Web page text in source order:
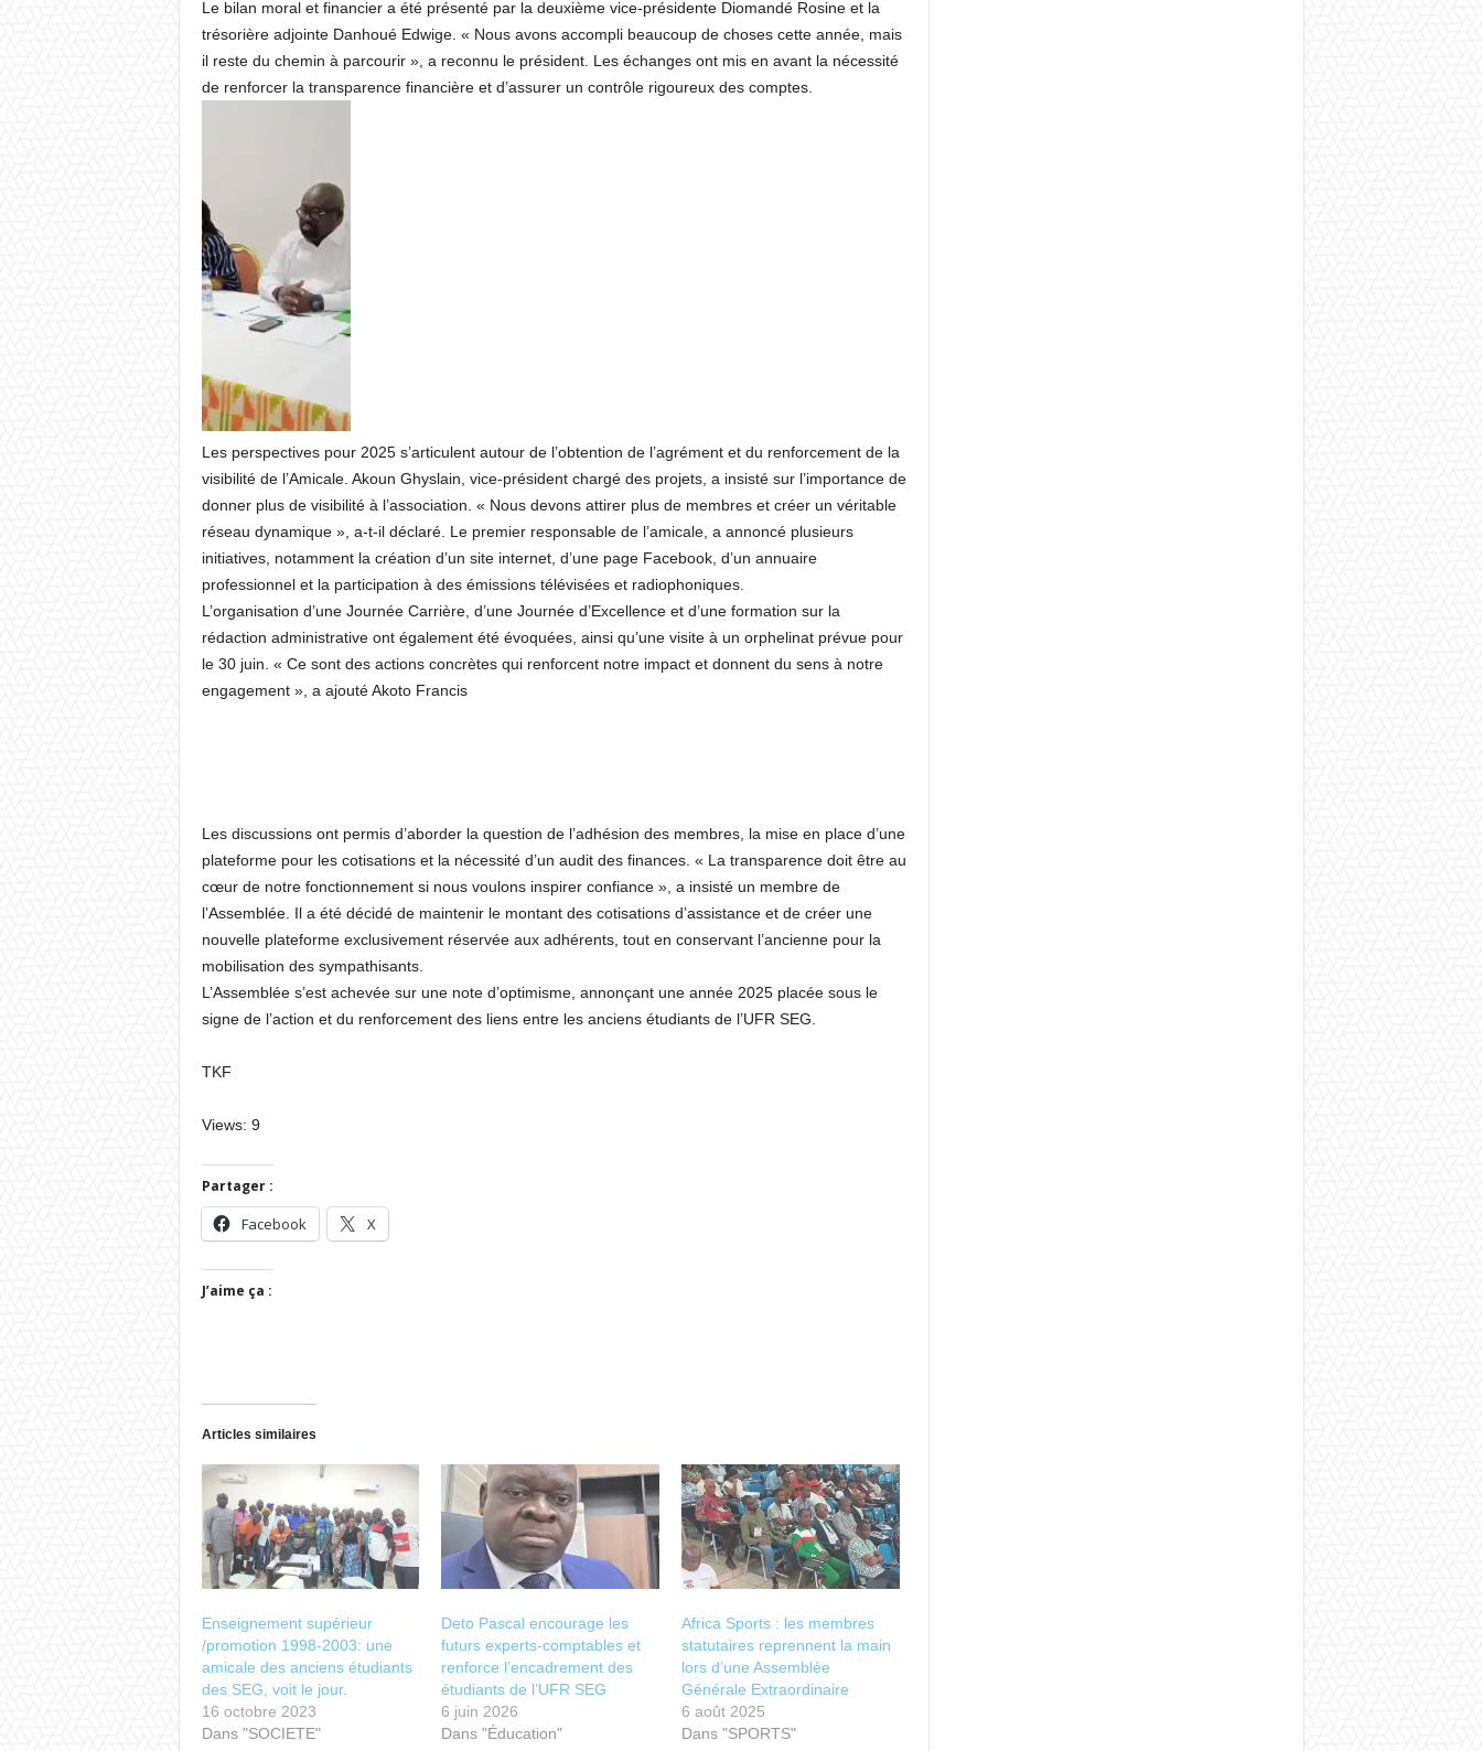
Le bilan moral et financier a été présenté par la deuxième vice-présidente Diomandé Rosine et la
trésorière adjointe Danhoué Edwige. « Nous avons accompli beaucoup de choses cette année, mais
il reste du chemin à parcourir », a reconnu le président. Les échanges ont mis en avant la nécessité
de renforcer la transparence financière et d’assurer un contrôle rigoureux des comptes.
Les perspectives pour 2025 s’articulent autour de l’obtention de l’agrément et du renforcement de la
visibilité de l’Amicale. Akoun Ghyslain, vice-président chargé des projets, a insisté sur l’importance de
donner plus de visibilité à l’association. « Nous devons attirer plus de membres et créer un véritable
réseau dynamique », a-t-il déclaré. Le premier responsable de l’amicale, a annoncé plusieurs
initiatives, notamment la création d’un site internet, d’une page Facebook, d’un annuaire
professionnel et la participation à des émissions télévisées et radiophoniques.
L’organisation d’une Journée Carrière, d’une Journée d’Excellence et d’une formation sur la
rédaction administrative ont également été évoquées, ainsi qu’une visite à un orphelinat prévue pour
le 30 juin. « Ce sont des actions concrètes qui renforcent notre impact et donnent du sens à notre
engagement », a ajouté Akoto Francis
Les discussions ont permis d’aborder la question de l’adhésion des membres, la mise en place d’une
plateforme pour les cotisations et la nécessité d’un audit des finances. « La transparence doit être au
cœur de notre fonctionnement si nous voulons inspirer confiance », a insisté un membre de
l’Assemblée. Il a été décidé de maintenir le montant des cotisations d’assistance et de créer une
nouvelle plateforme exclusivement réservée aux adhérents, tout en conservant l’ancienne pour la
mobilisation des sympathisants.
L’Assemblée s’est achevée sur une note d’optimisme, annonçant une année 2025 placée sous le
signe de l’action et du renforcement des liens entre les anciens étudiants de l’UFR SEG.
TKF
Views: 9
Partager :
Facebook X
J’aime ça :
Articles similaires
Enseignement supérieur
/promotion 1998-2003: une
amicale des anciens étudiants
des SEG, voit le jour.
16 octobre 2023
Dans "SOCIETE"
Deto Pascal encourage les
futurs experts-comptables et
renforce l’encadrement des
étudiants de l’UFR SEG
6 juin 2026
Dans "Éducation"
Africa Sports : les membres
statutaires reprennent la main
lors d’une Assemblée
Générale Extraordinaire
6 août 2025
Dans "SPORTS"